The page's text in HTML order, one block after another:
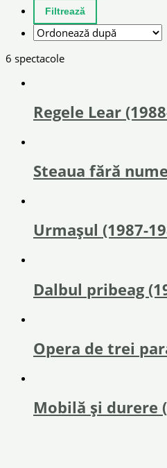
6 spectacole
Regele Lear
Steaua fără
Urmașul (1987-
Dalbul pribeag
Opera de trei
Mobilă și durere